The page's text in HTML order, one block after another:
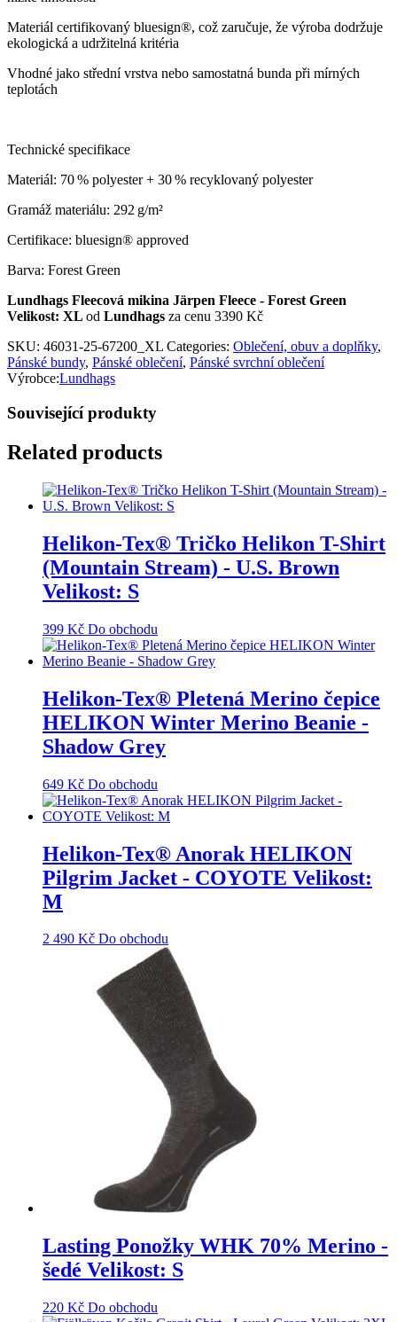
Materiál certifikovaný bluesign®, což zaručuje, že výroba dodržuje
ekologická a udržitelná kritéria
Vhodné jako střední vrstva nebo samostatná bunda při mírných
teplotách
Technické specifikace
Materiál: 70 % polyester + 30 % recyklovaný polyester
Gramáž materiálu: 292 g/m²
Certifikace: bluesign® approved
Barva: Forest Green
Lundhags Fleecová mikina Järpen Fleece - Forest Green
Velikost: XL od Lundhags za cenu 3390 Kč
SKU: 46031-25-67200_XL Categories: Oblečení, obuv a doplňky,
Pánské bundy, Pánské oblečení, Pánské svrchní oblečení
Výrobce:Lundhags
Související produkty
Related products
Helikon-Tex® Tričko Helikon T-Shirt
(Mountain Stream) - U.S. Brown
Velikost: S
399 Kč Do obchodu
Helikon-Tex® Pletená Merino čepice
HELIKON Winter Merino Beanie -
Shadow Grey
649 Kč Do obchodu
Helikon-Tex® Anorak HELIKON
Pilgrim Jacket - COYOTE Velikost:
M
2 490 Kč Do obchodu
Lasting Ponožky WHK 70% Merino -
šedé Velikost: S
220 Kč Do obchodu